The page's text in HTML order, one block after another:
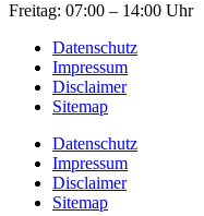
Freitag: 07:00 – 14:00 Uhr
Datenschutz
Impressum
Disclaimer
Sitemap
Datenschutz
Impressum
Disclaimer
Sitemap